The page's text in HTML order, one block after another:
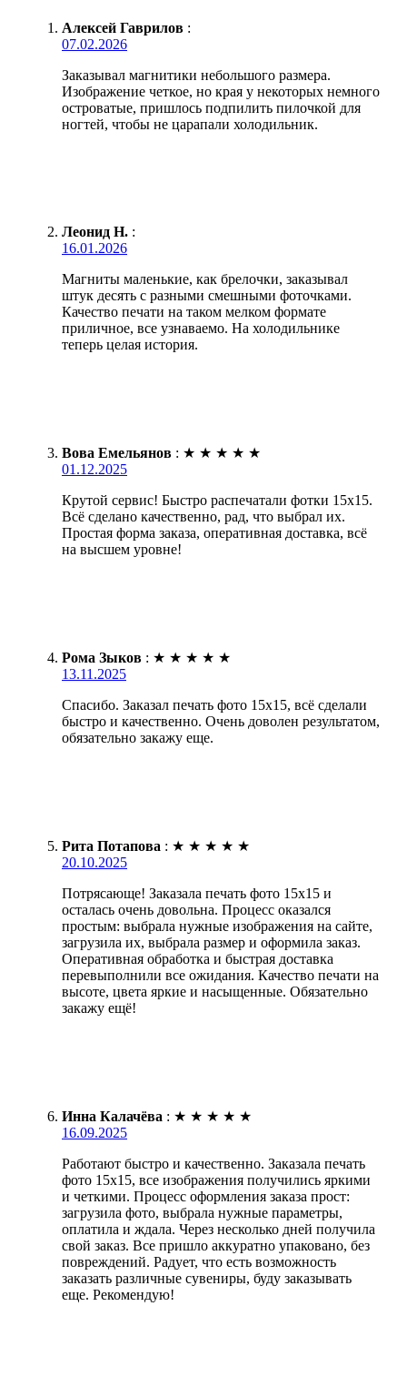
Алексей Гаврилов :
07.02.2026
Заказывал магнитики небольшого размера.
Изображение четкое, но края у некоторых немного
островатые, пришлось подпилить пилочкой для
ногтей, чтобы не царапали холодильник.
Леонид Н. :
16.01.2026
Магниты маленькие, как брелочки, заказывал
штук десять с разными смешными фоточками.
Качество печати на таком мелком формате
приличное, все узнаваемо. На холодильнике
теперь целая история.
Вова Емельянов : ★ ★ ★ ★ ★
01.12.2025
Крутой сервис! Быстро распечатали фотки 15х15.
Всё сделано качественно, рад, что выбрал их.
Простая форма заказа, оперативная доставка, всё
на высшем уровне!
Рома Зыков : ★ ★ ★ ★ ★
13.11.2025
Спасибо. Заказал печать фото 15х15, всё сделали
быстро и качественно. Очень доволен результатом,
обязательно закажу еще.
Рита Потапова : ★ ★ ★ ★ ★
20.10.2025
Потрясающе! Заказала печать фото 15х15 и
осталась очень довольна. Процесс оказался
простым: выбрала нужные изображения на сайте,
загрузила их, выбрала размер и оформила заказ.
Оперативная обработка и быстрая доставка
перевыполнили все ожидания. Качество печати на
высоте, цвета яркие и насыщенные. Обязательно
закажу ещё!
Инна Калачёва : ★ ★ ★ ★ ★
16.09.2025
Работают быстро и качественно. Заказала печать
фото 15х15, все изображения получились яркими
и четкими. Процесс оформления заказа прост:
загрузила фото, выбрала нужные параметры,
оплатила и ждала. Через несколько дней получила
свой заказ. Все пришло аккуратно упаковано, без
повреждений. Радует, что есть возможность
заказать различные сувениры, буду заказывать
еще. Рекомендую!